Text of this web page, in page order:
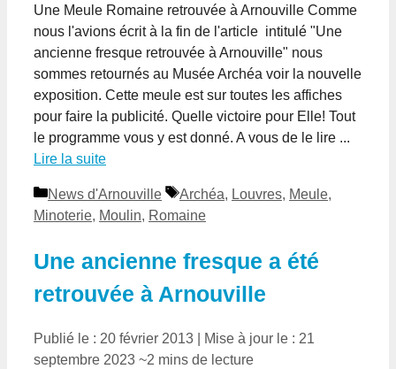
Une Meule Romaine retrouvée à Arnouville Comme
nous l'avions écrit à la fin de l'article intitulé "Une
ancienne fresque retrouvée à Arnouville" nous
sommes retournés au Musée Archéa voir la nouvelle
exposition. Cette meule est sur toutes les affiches
pour faire la publicité. Quelle victoire pour Elle! Tout
le programme vous y est donné. A vous de le lire ...
Lire la suite
Catégories
News d'Arnouville Étiquettes
Archéa, Louvres, Meule,
Minoterie, Moulin, Romaine
Une ancienne fresque a été
retrouvée à Arnouville
Publié le : 20 février 2013
Mise à jour le : 21
septembre 2023 ~2 mins de lecture